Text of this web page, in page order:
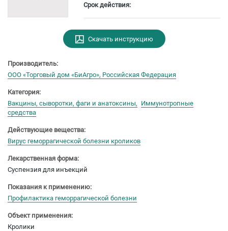
Срок действия:
Скачать инструкцию
Производитель:
ООО «Торговый дом «БиАгро», Российская Федерация
Категория:
Вакцины, сыворотки, фаги и анатоксины
Иммунотропные
средства
Действующие вещества:
Вирус геморрагической болезни кроликов
Лекарственная форма:
Суспензия для инъекций
Показания к применению:
Профилактика геморрагической болезни
Объект применения:
Кролики